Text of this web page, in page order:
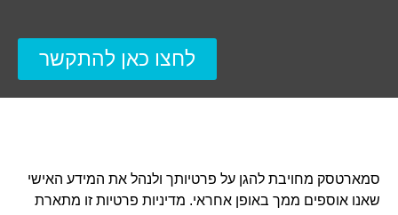
לחצו כאן להתקשר
סמארטסק מחויבת להגן על פרטיותך ולנהל את המידע האישי
שאנו אוספים ממך באופן אחראי. מדיניות פרטיות זו מתארת